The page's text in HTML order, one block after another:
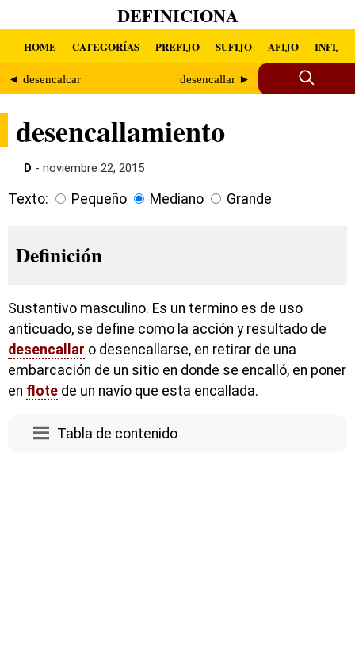
DEFINICIONA
HOME CATEGORÍAS PREFIJO SUFIJO AFIJO INFIJO
◄ desencalcar desencallar ►
desencallamiento
D - noviembre 22, 2015
Texto: Pequeño Mediano Grande
Definición
Sustantivo masculino. Es un termino es de uso
anticuado, se define como la acción y resultado de
desencallar o desencallarse, en retirar de una
embarcación de un sitio en donde se encalló, en poner
en flote de un navío que esta encallada.
Tabla de contenido